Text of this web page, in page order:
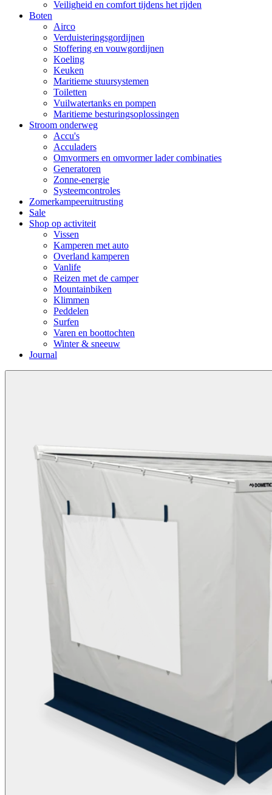
Veiligheid en comfort tijdens het rijden
Boten
Airco
Verduisteringsgordijnen
Stoffering en vouwgordijnen
Koeling
Keuken
Maritieme stuursystemen
Toiletten
Vuilwatertanks en pompen
Maritieme besturingsoplossingen
Stroom onderweg
Accu's
Acculaders
Omvormers en omvormer lader combinaties
Generatoren
Zonne-energie
Systeemcontroles
Zomerkampeeruitrusting
Sale
Shop op activiteit
Vissen
Kamperen met auto
Overland kamperen
Vanlife
Reizen met de camper
Mountainbiken
Klimmen
Peddelen
Surfen
Varen en boottochten
Winter & sneeuw
Journal